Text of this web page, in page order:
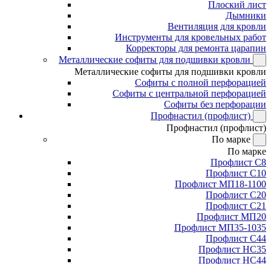
Плоский лист
Дымники
Вентиляция для кровли
Инструменты для кровельных работ
Корректоры для ремонта царапин
Металлические софиты для подшивки кровли
Металлические софиты для подшивки кровли
Софиты с полной перфорацией
Софиты с центральной перфорацией
Софиты без перфорации
Профнастил (профлист)
Профнастил (профлист)
По марке
По марке
Профлист С8
Профлист С10
Профлист МП18-1100
Профлист С20
Профлист С21
Профлист МП20
Профлист МП35-1035
Профлист С44
Профлист НС35
Профлист НС44